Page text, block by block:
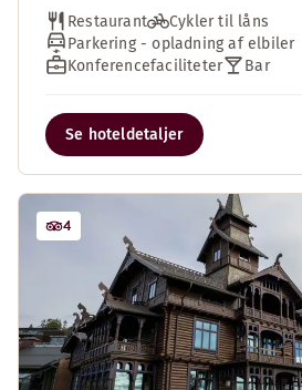
Restaurant
Cykler til låns
Parkering - opladning af elbiler
Konferencefaciliteter
Bar
Se hoteldetaljer
4